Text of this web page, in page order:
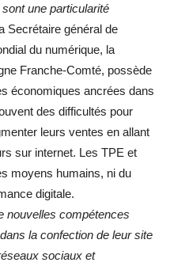
une particularité
Secrétaire général de
du numérique, la
Franche-Comté, possède
économiques ancrées dans
des difficultés pour
leurs ventes en allant
sur internet. Les TPE et
moyens humains, ni du
digitale.
nouvelles compétences
la confection de leur site
sociaux et